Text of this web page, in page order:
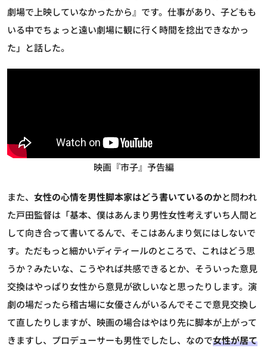
劇場で上映していなかったから』です。仕事があり、子どもも
いる中でちょっと遠い劇場に観に行く時間を捻出できなかっ
た」と話した。
映画『市子』予告編
また、 女性の心情を男性脚本家はどう書いているのかと問われ
た戸田監督は「基本、僕はあんまり男性女性考えずいち人間と
して向き合って書いてるんで、そこはあんまり気にはしないで
す。ただもっと細かいディティールのところで、これはどう思
うか？みたいな、こうやれば共感できるとか、そういった意見
交換はやっぱり女性から意見が欲しいなと思ったりします。演
劇の場だったら稽古場に女優さんがいるんでそこで意見交換し
て直したりしますが、映画の場合はやはり先に脚本が上がって
きますし、プロデューサーも男性でしたし、なので女性が居て